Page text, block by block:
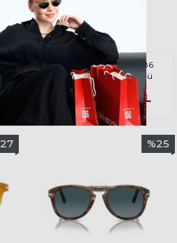
RAY-BAN State Street 2186
133286 49 Güneş Gözlüğü
10.212TL 8.510 TL
27 %25